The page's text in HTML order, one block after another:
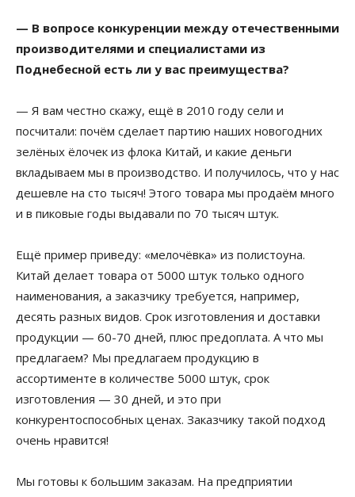
— В вопросе конкуренции между отечественными
производителями и специалистами из
Поднебесной есть ли у вас преимущества?
— Я вам честно скажу, ещё в 2010 году сели и
посчитали: почём сделает партию наших новогодних
зелёных ёлочек из флока Китай, и какие деньги
вкладываем мы в производство. И получилось, что у нас
дешевле на сто тысяч! Этого товара мы продаём много
и в пиковые годы выдавали по 70 тысяч штук.
Ещё пример приведу: «мелочёвка» из полистоуна.
Китай делает товара от 5000 штук только одного
наименования, а заказчику требуется, например,
десять разных видов. Срок изготовления и доставки
продукции — 60-70 дней, плюс предоплата. А что мы
предлагаем? Мы предлагаем продукцию в
ассортименте в количестве 5000 штук, срок
изготовления — 30 дней, и это при
конкурентоспособных ценах. Заказчику такой подход
очень нравится!
Мы готовы к большим заказам. На предприятии